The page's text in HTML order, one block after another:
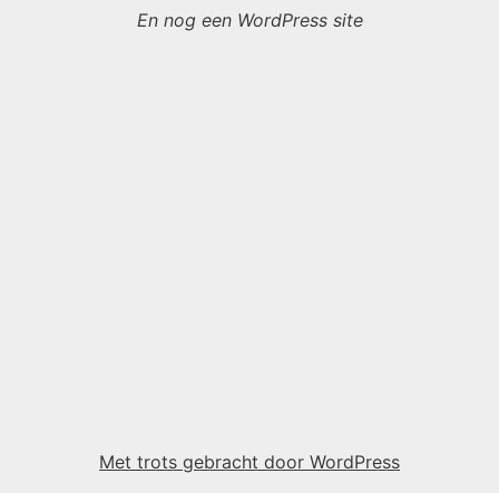
En nog een WordPress site
Met trots gebracht door WordPress